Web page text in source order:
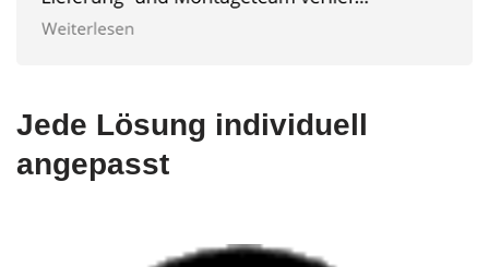
Jede Lösung individuell
angepasst